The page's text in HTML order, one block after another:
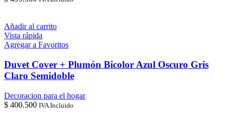
Añadir al carrito
Vista rápida
Agregar a Favoritos
Duvet Cover + Plumón Bicolor Azul Oscuro Gris
Claro Semidoble
Decoracion para el hogar
$ 400.500 IVA Incluido